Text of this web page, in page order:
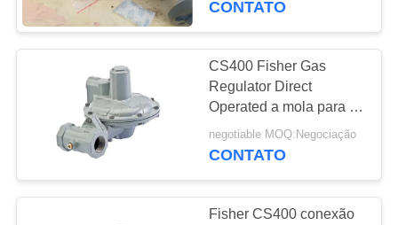
CONTATO
CS400 Fisher Gas
Regulator Direct
Operated a mola para a
caldeira de gás
negotiable MOQ:Negociação
CONTATO
Fisher CS400 conexão